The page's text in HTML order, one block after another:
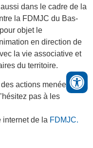
dans le cadre de la
la FDMJC du Bas-
objet le
en direction de
la vie associative et
du territoire.
des actions menées sur
pas à les
internet de la FDMJC.